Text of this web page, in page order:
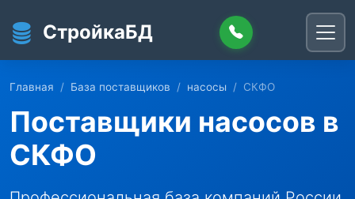
СтройкаБД
Главная База поставщиков насосы СКФО
Поставщики насосов в
СКФО